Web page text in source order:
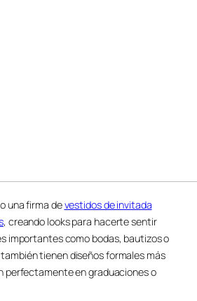
una firma devestidos de invitada
, creando looks para hacerte sentir
importantes como bodas, bautizos o
tienen diseños formales más
perfectamente en graduaciones o